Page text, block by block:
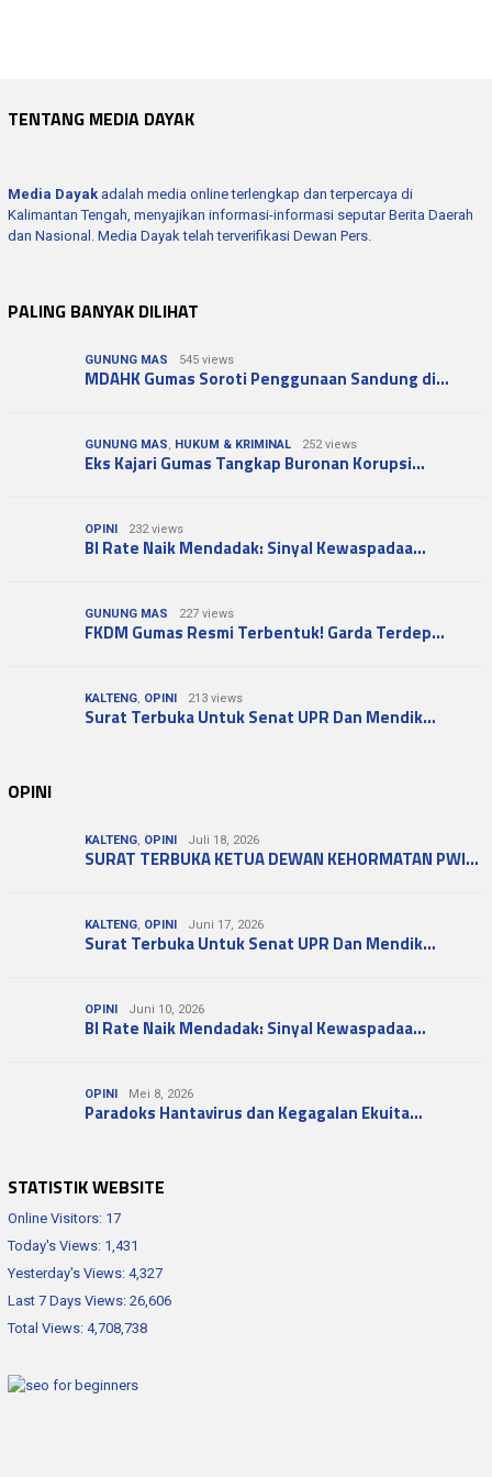
TENTANG MEDIA DAYAK
Media Dayak adalah media online terlengkap dan terpercaya di
Kalimantan Tengah, menyajikan informasi-informasi seputar Berita Daerah
dan Nasional. Media Dayak telah terverifikasi Dewan Pers.
PALING BANYAK DILIHAT
GUNUNG MAS 545 views
MDAHK Gumas Soroti Penggunaan Sandung di…
GUNUNG MAS HUKUM & KRIMINAL 252 views
Eks Kajari Gumas Tangkap Buronan Korupsi…
OPINI 232 views
BI Rate Naik Mendadak: Sinyal Kewaspadaa…
GUNUNG MAS 227 views
FKDM Gumas Resmi Terbentuk! Garda Terdep…
KALTENG OPINI 213 views
Surat Terbuka Untuk Senat UPR Dan Mendik…
OPINI
KALTENG OPINI Juli 18, 2026
SURAT TERBUKA KETUA DEWAN KEHORMATAN PWI…
KALTENG OPINI Juni 17, 2026
Surat Terbuka Untuk Senat UPR Dan Mendik…
OPINI Juni 10, 2026
BI Rate Naik Mendadak: Sinyal Kewaspadaa…
OPINI Mei 8, 2026
Paradoks Hantavirus dan Kegagalan Ekuita…
STATISTIK WEBSITE
Online Visitors: 17
Today's Views: 1,431
Yesterday's Views: 4,327
Last 7 Days Views: 26,606
Total Views: 4,708,738